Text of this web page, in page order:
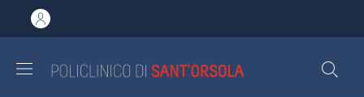
al contenuto principale
to footer content